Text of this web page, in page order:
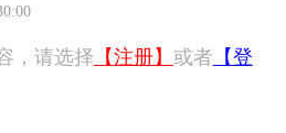
，请选择 【注册】 或者 【登